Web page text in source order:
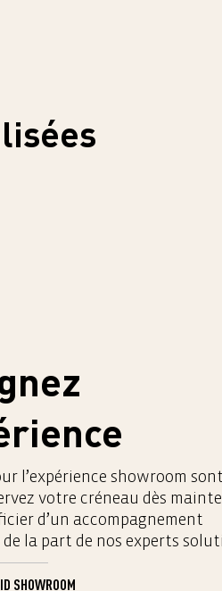
l’expérience showroom sont
votre créneau dès
d’un accompagnement
la part de nos experts
SHOWROOM